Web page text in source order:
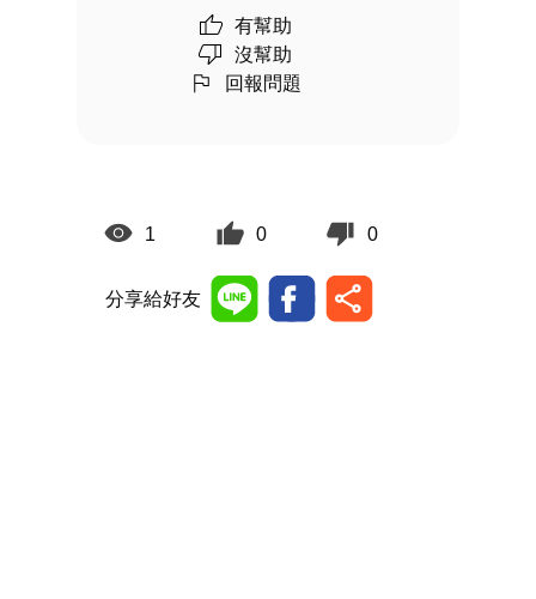
有幫助
沒幫助
回報問題
1 0 0
分享給好友